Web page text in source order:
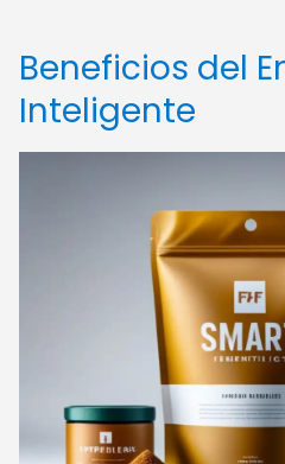
Beneficios del
Inteligente